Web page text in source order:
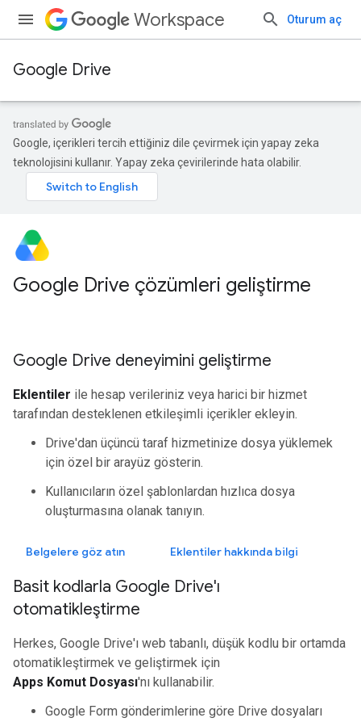
Workspace Oturum aç
Google Drive
Google, içerikleri tercih ettiğiniz dile çevirmek için yapay zeka
teknolojisini kullanır. Yapay zeka çevirilerinde hata olabilir.
Google Drive çözümleri geliştirme
Google Drive deneyimini geliştirme
Eklentiler ile hesap verileriniz veya harici bir hizmet
tarafından desteklenen etkileşimli içerikler ekleyin.
Drive'dan üçüncü taraf hizmetinize dosya yüklemek
için özel bir arayüz gösterin.
Kullanıcıların özel şablonlardan hızlıca dosya
oluşturmasına olanak tanıyın.
Belgelere göz atın Eklentiler hakkında bilgi
Basit kodlarla Google Drive'ı
otomatikleştirme
Herkes, Google Drive'ı web tabanlı, düşük kodlu bir ortamda
otomatikleştirmek ve geliştirmek için
Apps Komut Dosyası'nı kullanabilir.
Google Form gönderimlerine göre Drive dosyaları